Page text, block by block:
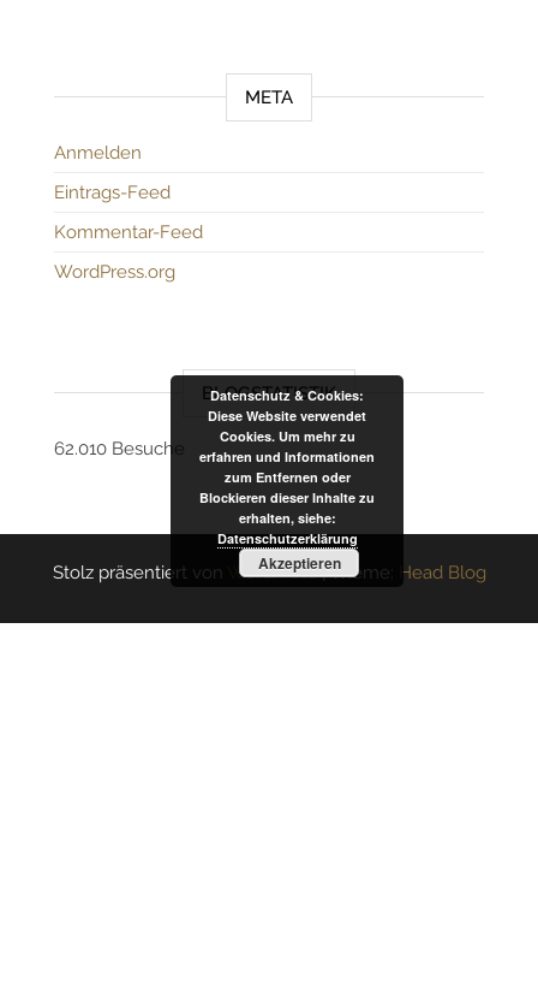
META
Anmelden
Eintrags-Feed
Kommentar-Feed
WordPress.org
BLOGSTATISTIK
62.010 Besuche
Stolz präsentiert von WordPress |Theme: Head Blog
Datenschutz & Cookies:
Diese Website verwendet
Cookies. Um mehr zu
erfahren und Informationen
zum Entfernen oder
Blockieren dieser Inhalte zu
erhalten, siehe:
Datenschutzerklärung
Akzeptieren